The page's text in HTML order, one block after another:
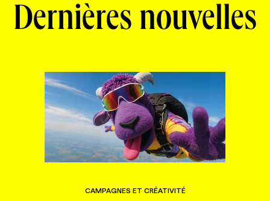
Dernières nouvelles
CAMPAGNES ET CRÉATIVITÉ